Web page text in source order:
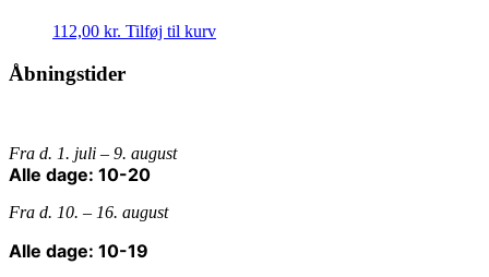
112,00 kr. Tilføj til kurv
Åbningstider
Fra d. 1. juli – 9. august
Alle dage: 10-20
Fra d. 10. – 16. august
Alle dage: 10-19